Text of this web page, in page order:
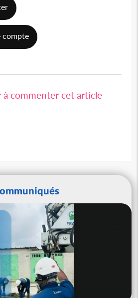
compte
à commenter cet article